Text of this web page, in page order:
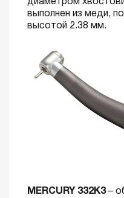
диаметром
выполнен из меди,
высотой 2.38 мм.
MERCURY 332K3–